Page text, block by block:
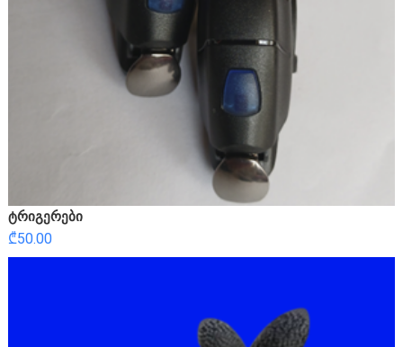
ტრიგერები
₾50.00